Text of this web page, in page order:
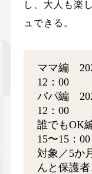
し、大人も楽
ュできる。
ママ編
12：00
パパ編
12：00
誰でもOK
15〜15：00
対象／5か
んと保護者